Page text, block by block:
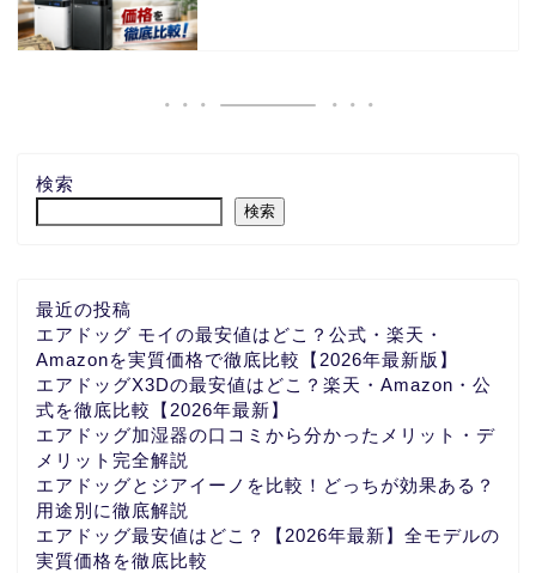
検索
検索
最近の投稿
エアドッグ モイの最安値はどこ？公式・楽天・
Amazonを実質価格で徹底比較【2026年最新版】
エアドッグX3Dの最安値はどこ？楽天・Amazon・公
式を徹底比較【2026年最新】
エアドッグ加湿器の口コミから分かったメリット・デ
メリット完全解説
エアドッグとジアイーノを比較！どっちが効果ある？
用途別に徹底解説
エアドッグ最安値はどこ？【2026年最新】全モデルの
実質価格を徹底比較